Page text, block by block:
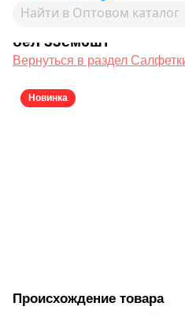
1502-6921Салфетка С
бел 33см6шт
Вернуться в раздел
Новинка
Происхождение товара